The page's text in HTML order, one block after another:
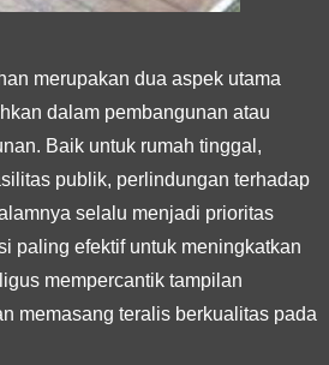
merupakan dua aspek utama
dalam pembangunan atau
Baik untuk rumah tinggal,
publik, perlindungan terhadap
selalu menjadi prioritas
paling efektif untuk meningkatkan
mempercantik tampilan
memasang teralis berkualitas pada